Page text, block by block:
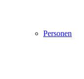
Personen